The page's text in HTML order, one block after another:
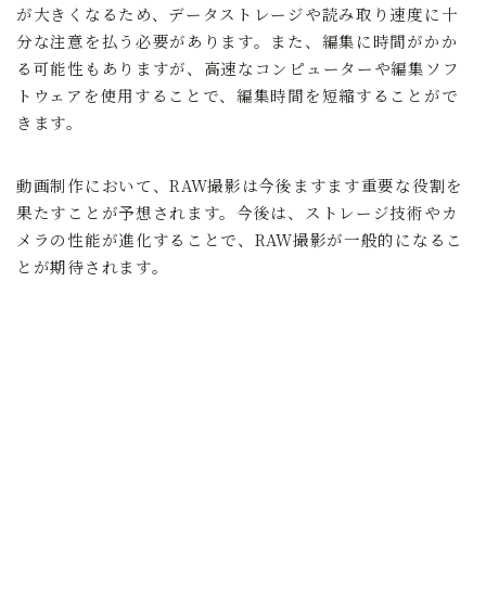
が大きくなるため、データストレージや読み取り速度に十
分な注意を払う必要があります。また、編集に時間がかか
る可能性もありますが、高速なコンピューターや編集ソフ
トウェアを使用することで、編集時間を短縮することがで
きます。
動画制作において、RAW撮影は今後ますます重要な役割を
果たすことが予想されます。今後は、ストレージ技術やカ
メラの性能が進化することで、RAW撮影が一般的になるこ
とが期待されます。